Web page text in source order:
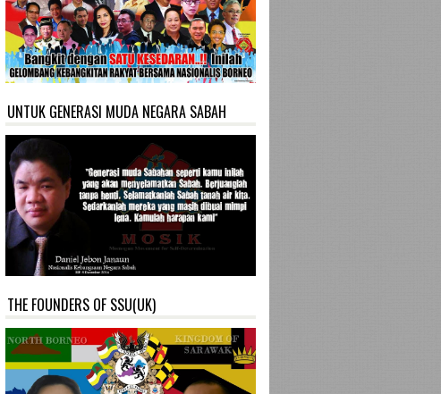
UNTUK GENERASI MUDA NEGARA SABAH
THE FOUNDERS OF SSU(UK)